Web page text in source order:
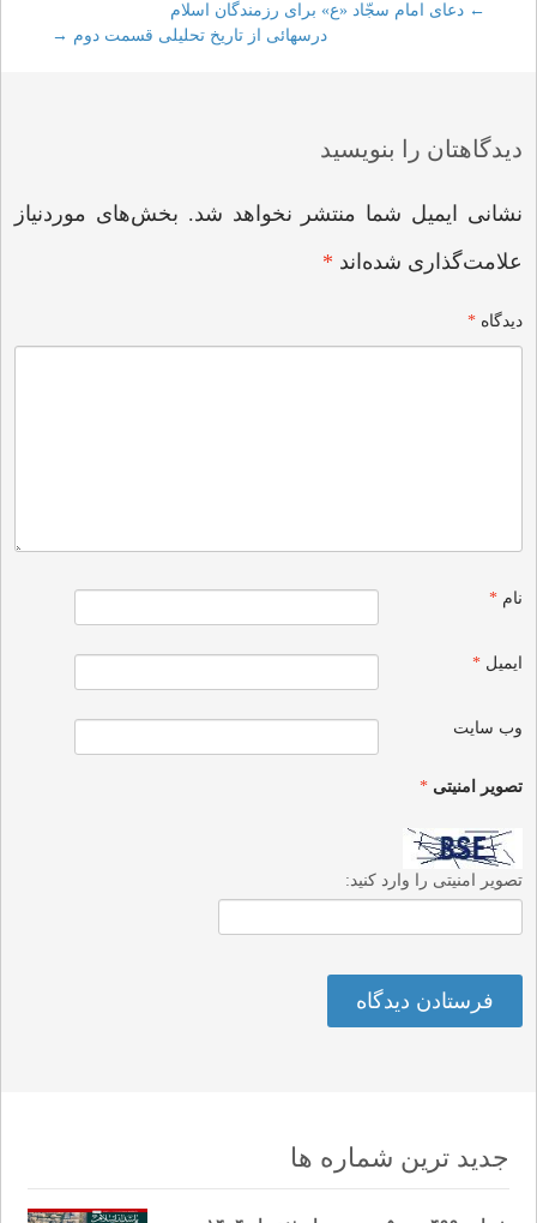
Post
← دعای امام سجّاد «ع» برای رزمندگان اسلام
درسهائی از تاریخ تحلیلی قسمت دوم →
دیدگاهتان را بنویسید
نشانی ایمیل شما منتشر نخواهد شد. بخش‌های موردنیاز
علامت‌گذاری شده‌اند *
دیدگاه*
نام*
ایمیل*
وب‌ سایت
تصویر امنیتی*
تصویر امنیتی را وارد کنید:
جدید ترین شماره ها